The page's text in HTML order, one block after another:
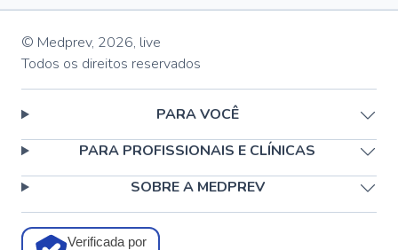
© Medprev, 2026, live
Todos os direitos reservados
PARA VOCÊ
PARA PROFISSIONAIS E CLÍNICAS
SOBRE A MEDPREV
Verificada por